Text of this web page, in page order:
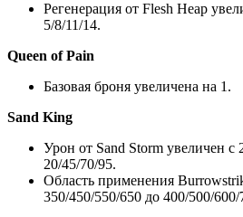
Регенерация от Flesh Heap
5/8/11/14.
Queen of Pain
Базовая броня увеличена на 1.
Sand King
Урон от Sand Storm увеличен с
20/45/70/95.
Область применения
350/450/550/650 до 400/500/600/